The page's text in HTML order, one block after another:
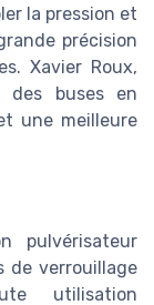
la pression et
précision
Xavier Roux,
des buses en
une meilleure
pulvérisateur
de verrouillage
utilisation